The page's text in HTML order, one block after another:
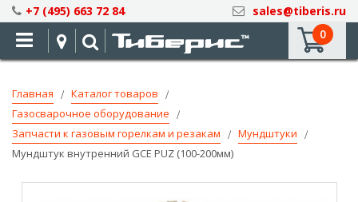
Skip
to
Content
+7 (495) 663 72 84
sales@tiberis.ru
0
Главная
Каталог товаров
Газосварочное оборудование
Запчасти к газовым горелкам и резакам
Мундштуки
Мундштук внутренний GCE PUZ (100-200мм)